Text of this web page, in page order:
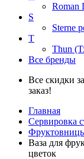
Roman
S
Sterne
T
Thun
Все бренды
Все скидки
заказ!
Главная
Сервировка
Ваза для
цветок